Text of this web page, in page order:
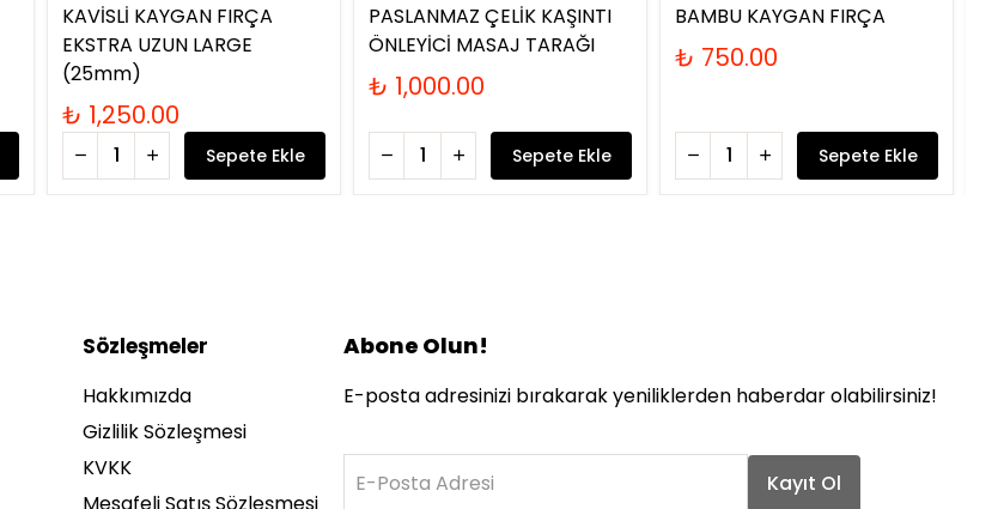
KAVİSLİ KAYGAN FIRÇA
EKSTRA UZUN LARGE
(25mm)
₺ 1,250.00
Sepete Ekle
PASLANMAZ ÇELİK KAŞINTI
ÖNLEYİCİ MASAJ TARAĞI
₺ 1,000.00
Sepete Ekle
BAMBU KAYGAN FIRÇA
₺ 750.00
Sepete Ekle
Sözleşmeler
Hakkımızda
Gizlilik Sözleşmesi
KVKK
Abone Olun!
E-posta adresinizi bırakarak yeniliklerden haberdar olabilirsiniz!
E-Posta Adresi Kayıt Ol